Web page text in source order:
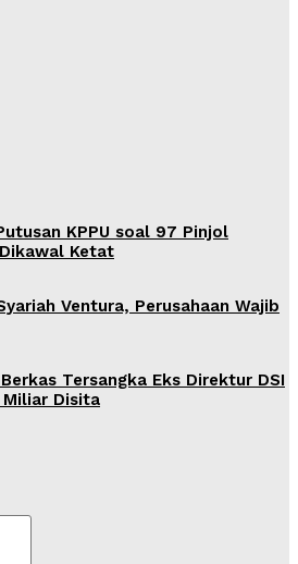
KPPU soal 97 Pinjol
Ketat
Ventura, Perusahaan Wajib
Tersangka Eks Direktur DSI
Disita